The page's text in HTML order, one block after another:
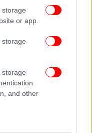
storage
or app.
storage
storage
and other
την αυθεντική
των αδερφών
θήτευσε στο
χέρι.